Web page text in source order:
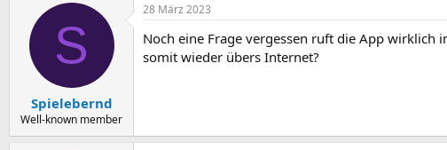
S
Spielebernd
Well-known member
28 März 2023
Noch eine Frage vergessen ruft die App wirklich
somit wieder übers Internet?